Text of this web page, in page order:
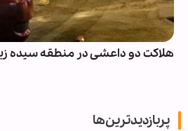
هلاکت دو داعشی در منطقه سیده
پربازدیدترین‌ها